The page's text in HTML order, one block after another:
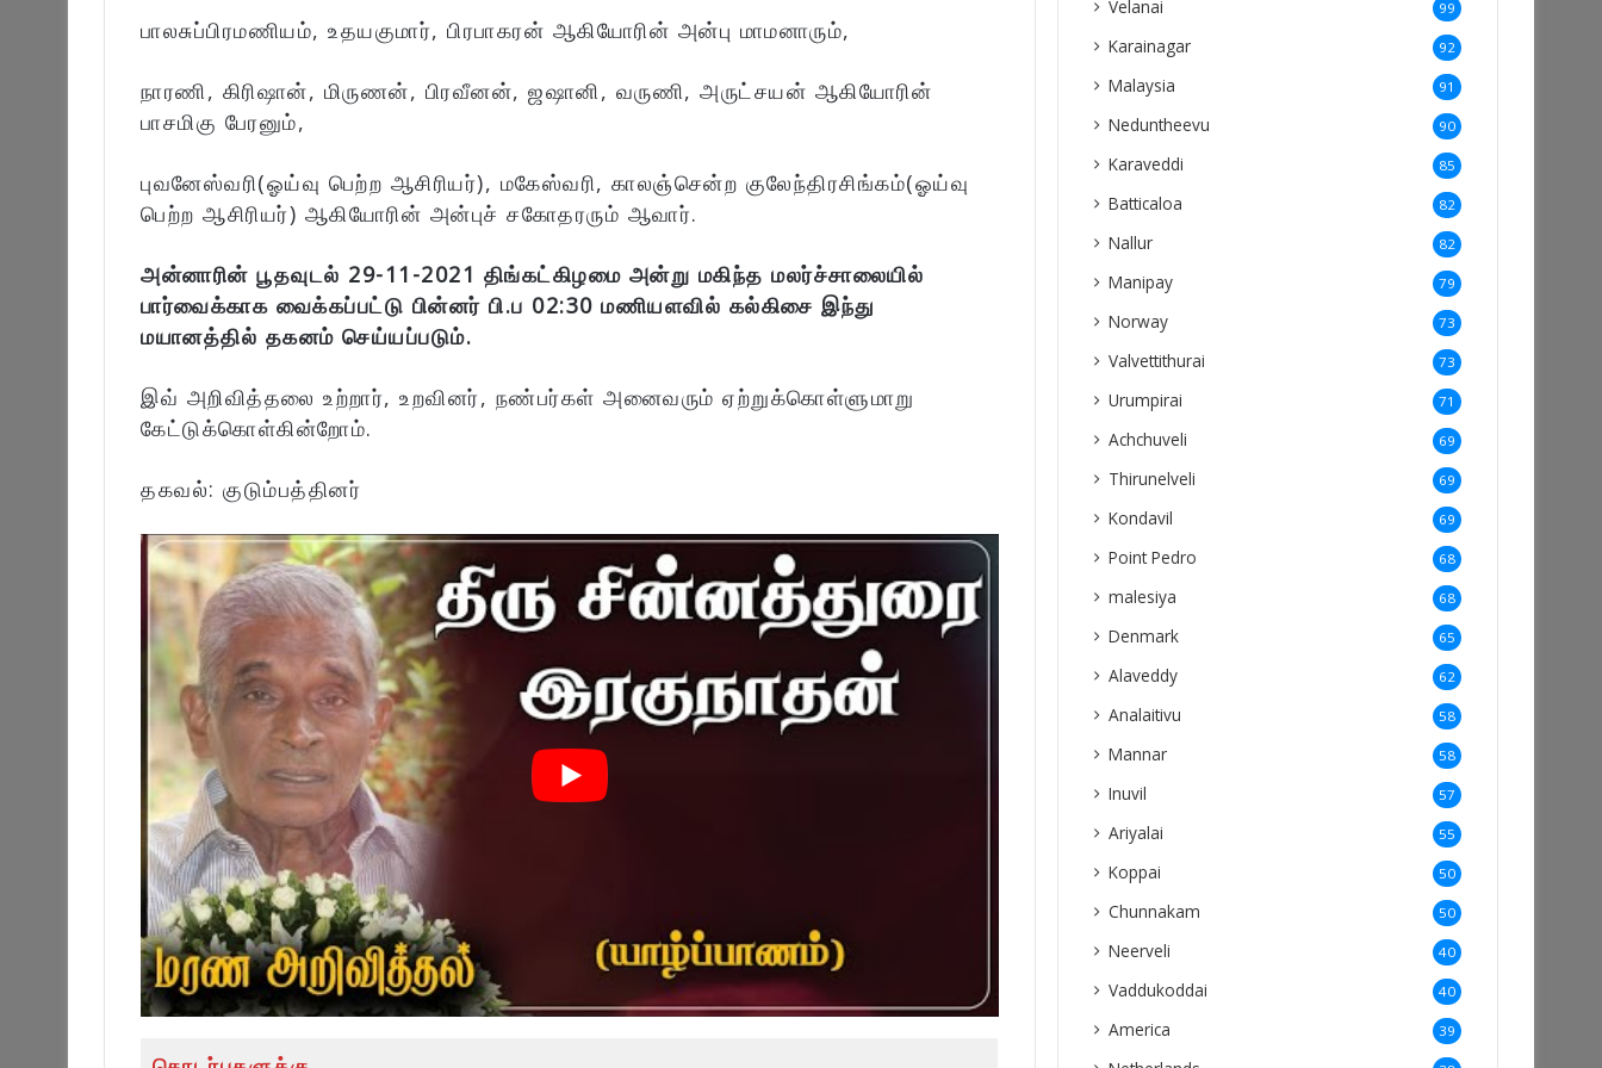
பாலசுப்பிரமணியம், உதயகுமார், பிரபாகரன் ஆகியோரின் அன்பு மாமனாரும்,
நாரணி, கிரிஷான், மிருணன், பிரவீனன், ஜஷானி, வருணி, அருட்சயன் ஆகியோரின்
பாசமிகு பேரனும்,
புவனேஸ்வரி(ஓய்வு பெற்ற ஆசிரியர்), மகேஸ்வரி, காலஞ்சென்ற குலேந்திரசிங்கம்(ஓய்வு
பெற்ற ஆசிரியர்) ஆகியோரின் அன்புச் சகோதரரும் ஆவார்.
அன்னாரின் பூதவுடல் 29-11-2021 திங்கட்கிழமை அன்று மகிந்த மலர்ச்சாலையில்
பார்வைக்காக வைக்கப்பட்டு பின்னர் பி.ப 02:30 மணியளவில் கல்கிசை இந்து
மயானத்தில் தகனம் செய்யப்படும்.
இவ் அறிவித்தலை உற்றார், உறவினர், நண்பர்கள் அனைவரும் ஏற்றுக்கொள்ளுமாறு
கேட்டுக்கொள்கின்றோம்.
தகவல்: குடும்பத்தினர்
Velanai 99
Karainagar 92
Malaysia 91
Neduntheevu 90
Karaveddi 85
Batticaloa 82
Nallur 82
Manipay 79
Norway 73
Valvettithurai 73
Urumpirai 71
Achchuveli 69
Thirunelveli 69
Kondavil 69
Point Pedro 68
malesiya 68
Denmark 65
Alaveddy 62
Analaitivu 58
Mannar 58
Inuvil 57
Ariyalai 55
Koppai 50
Chunnakam 50
Neerveli 40
Vaddukoddai 40
America 39